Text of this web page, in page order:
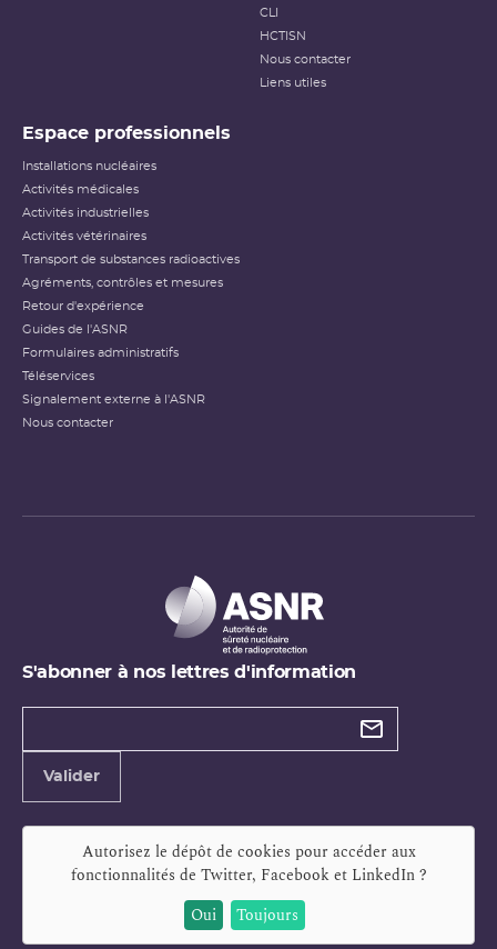
CLI
HCTISN
Nous contacter
Liens utiles
Espace professionnels
Installations nucléaires
Activités médicales
Activités industrielles
Activités vétérinaires
Transport de substances radioactives
Agréments, contrôles et mesures
Retour d'expérience
Guides de l'ASNR
Formulaires administratifs
Téléservices
Signalement externe à l'ASNR
Nous contacter
S'abonner à nos lettres d'information
Types de
Valider
Autorisez le dépôt de cookies pour accéder aux
fonctionnalités de Twitter, Facebook et LinkedIn?
Oui
Toujours